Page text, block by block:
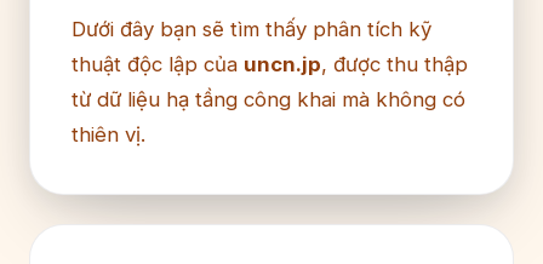
Dưới đây bạn sẽ tìm thấy phân tích kỹ
thuật độc lập của uncn.jp, được thu thập
từ dữ liệu hạ tầng công khai mà không có
thiên vị.